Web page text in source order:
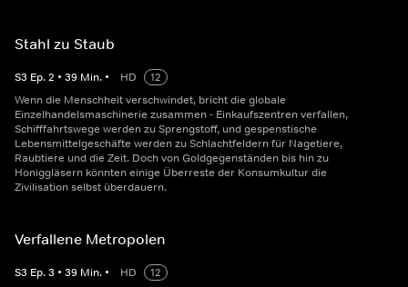
Stahl zu Staub
S3 Ep.2 • 39 Min. • HD
12
Wenn die Menschheit verschwindet, bricht die globale
Einzelhandelsmaschinerie zusammen - Einkaufszentren verfallen,
Schifffahrtswege werden zu Sprengstoff, und gespenstische
Lebensmittelgeschäfte werden zu Schlachtfeldern für Nagetiere,
Raubtiere und die Zeit. Doch von Goldgegenständen bis hin zu
Honiggläsern könnten einige Überreste der Konsumkultur die
Zivilisation selbst überdauern.
Verfallene Metropolen
S3 Ep.3 • 39 Min. • HD
12